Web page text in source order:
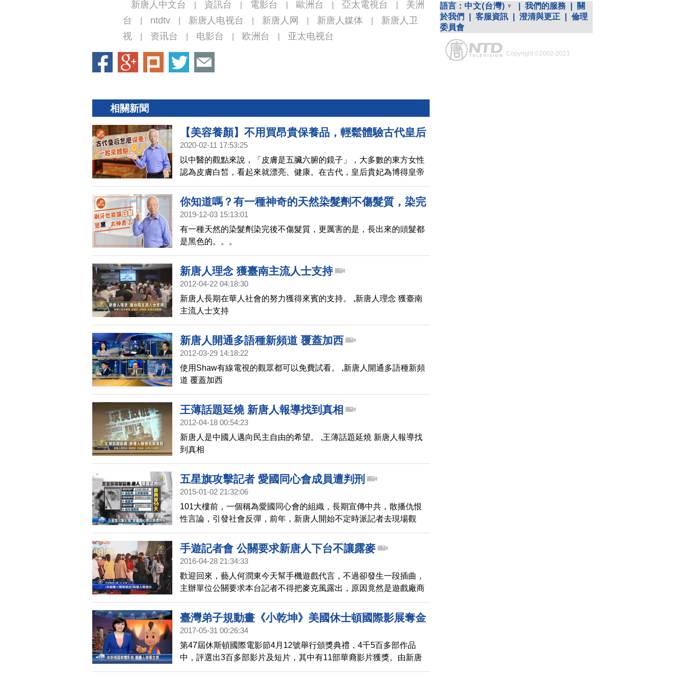
新唐人中文台 資訊台 電影台 歐洲台 亞太電視台
美洲
台
ntdtv 新唐人电视台 新唐人网 新唐人媒体
新唐人卫
视
资讯台 电影台 欧洲台 亚太电视台
相關新聞
【美容養顏】不用買昂貴保養品，輕鬆體驗古代皇后
級的護膚美容法「面白脫如雪，身光白如素」 | 胡乃
文開講02
2020-02-11 17:53:25
以中醫的觀點來說，「皮膚是五臟六腑的鏡子」，大多數的東方女性
認為皮膚白皙，看起來就漂亮、健康。在古代，皇后貴妃為博得皇帝
的寵愛，也十分注重身體各部位的保養，使得自己「面白脫如雪，身
光白如素」。
你知道嗎？有一種神奇的天然染髮劑不傷髮質，染完
後還能長出黑髮｜胡乃文開講04
2019-12-03 15:13:01
有一種天然的染髮劑染完後不傷髮質，更厲害的是，長出來的頭髮都
是黑色的。。。
新唐人理念 獲臺南主流人士支持
2012-04-22 04:18:30
新唐人長期在華人社會的努力獲得來賓的支持。 ,新唐人理念 獲臺南
主流人士支持
新唐人開通多語種新頻道 覆蓋加西
2012-03-29 14:18:22
使用Shaw有線電視的觀眾都可以免費試看。 ,新唐人開通多語種新頻
道 覆蓋加西
王薄話題延燒 新唐人報導找到真相
2012-04-18 00:54:23
新唐人是中國人邁向民主自由的希望。 ,王薄話題延燒 新唐人報導找
到真相
五星旗攻擊記者 愛國同心會成員遭判刑
2015-01-02 21:32:06
101大樓前，一個稱為愛國同心會的組織，長期宣傳中共，散播仇恨
性言論，引發社會反彈，前年，新唐人開始不定時派記者去現場觀
察、採訪，卻遭到同心會成員，以五星旗攻擊、阻撓拍攝，甚至毀損
記者手機，去年，檢方對這起案件提起公訴，而台北地院日前作出判
決，判處愛國同心會成員，強制罪及公然侮辱罪，也保障了新聞記者
手遊記者會 公關要求新唐人下台不讓露麥
2016-04-28 21:34:33
歡迎回來，藝人何潤東今天幫手機遊戲代言，不過卻發生一段插曲，
主辦單位公關要求本台記者不得把麥克風露出，原因竟然是遊戲廠商
背後有中國廠商。
臺灣弟子規動畫《小乾坤》美國休士頓國際影展奪金
2017-05-31 00:26:34
第47屆休斯頓國際電影節4月12號舉行頒獎典禮，4千5百多部作品
中，評選出3百多部影片及短片，其中有11部華裔影片獲獎。由新唐
人亞太台製作的3D兒童動畫片《天庭小子-小乾坤》 獲得兒童類電視
語言： 中文(台灣) 我們的服務
關
於我們
客服資訊 澄清與更正
倫理
委員會
Copyright ©2002-2023